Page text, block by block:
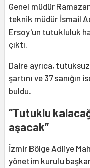
Genel müdür
teknik müdür İsmail
Ersoy'un tutukluluk
çıktı.
Daire ayrıca,
şartını ve 37 sanığın
buldu.
“Tutuklu
aşacak”
İzmir Bölge Adliye
yönetim kurulu